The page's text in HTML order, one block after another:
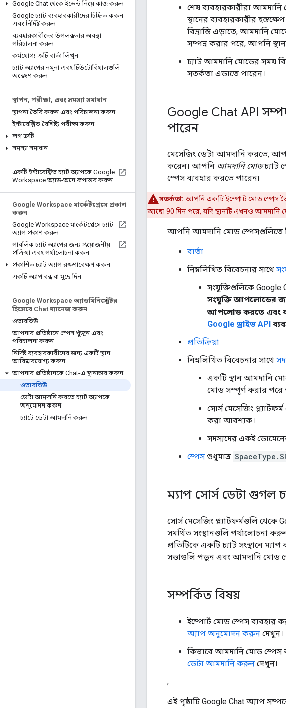
Google Chat থেকে ইভেন্ট নিয়ে কাজ করুন
Google চ্যাট ব্যবহারকারীদের চিহ্নিত করুন
এবং নির্দিষ্ট করুন
ব্যবহারকারীদের উপলব্ধতার অবস্থা
পরিচালনা করুন
কর্মযোগ্য ত্রুটি বার্তা লিখুন
চ্যাট অ্যাপের নমুনা এবং টিউটোরিয়ালগুলি
অন্বেষণ করুন
স্থাপন, পরীক্ষা, এবং সমস্যা সমাধান
স্থাপনা তৈরি করুন এবং পরিচালনা করুন
ইন্টারেক্টিভ বৈশিষ্ট্য পরীক্ষা করুন
লগ ত্রুটি
সমস্যা সমাধান
একটি ইন্টারেক্টিভ চ্যাট অ্যাপকে Google
Workspace অ্যাড-অনে রূপান্তর করুন
Google Workspace মার্কেটপ্লেসে প্রকাশ
করুন
Google Workspace মার্কেটপ্লেসে চ্যাট
অ্যাপ প্রকাশ করুন
পাবলিক চ্যাট অ্যাপের জন্য প্রয়োজনীয়
প্রক্রিয়া এবং পর্যালোচনা করুন
প্রকাশিত চ্যাট অ্যাপ রক্ষণাবেক্ষণ করুন
একটি অ্যাপ বন্ধ বা মুছে দিন
Google Workspace অ্যাডমিনিস্ট্রেটর
হিসেবে Chat ম্যানেজ করুন
ওভারভিউ
আপনার প্রতিষ্ঠানে স্পেস খুঁজুন এবং
পরিচালনা করুন
নির্দিষ্ট ব্যবহারকারীদের জন্য একটি স্থান
আবিষ্কারযোগ্য করুন
আপনার প্রতিষ্ঠানকে Chat-এ স্থানান্তর করুন
ওভারভিউ
ডেটা আমদানি করতে চ্যাট অ্যাপকে
অনুমোদন করুন
চ্যাটে ডেটা আমদানি করুন
শেষ ব্যবহারকারীরা
স্থানের ব্যবহারকারীর
বিভ্রান্তি এড়াতে, আমদানি
সম্পন্ন করার পরে, আপনি
চ্যাট আমদানি মোডের সময়
সতর্কতা এড়াতে পারেন।
Google Chat API
পারেন
মেসেজিং ডেটা আমদানি করতে,
করেন। আপনি আমদানি মোডচ্যাট
স্পেস ব্যবহার করতে পারেন৷
সতর্কতা: আপনি একটি ইম্পোর্ট মোড স্পেস
আছে৷ 90 দিন পরে, যদি স্থানটি এখনও আমদানি
আপনি আমদানি মোড স্পেসগুলিতে
বার্তা
নিম্নলিখিত বিবেচনার সাথে
সংযুক্তিগুলিকে
সংযুক্তি আপলোডের
আপলোড করতে এবং
Google ড্রাইভ API
প্রতিক্রিয়া
নিম্নলিখিত বিবেচনার সাথে
একটি স্থান আমদানি
মোড সম্পূর্ণ করার
সোর্স মেসেজিং
করা আবশ্যক।
সদস্যদের একই
স্পেস শুধুমাত্র
ম্যাপ সোর্স ডেটা গুগল
সোর্স মেসেজিং প্ল্যাটফর্মগুলি
সমর্থিত সংস্থানগুলি পর্যালোচনা
প্রতিটিকে একটি চ্যাট সংস্থানে
সত্তাগুলি পড়ুন এবং আমদানি মোড
সম্পর্কিত বিষয়
ইম্পোর্ট মোড স্পেস ব্যবহার
অ্যাপ অনুমোদন করুন দেখুন।
কিভাবে আমদানি মোড
ডেটা আমদানি করুন দেখুন।
,
এই পৃষ্ঠাটি Google Chat অ্যাপ